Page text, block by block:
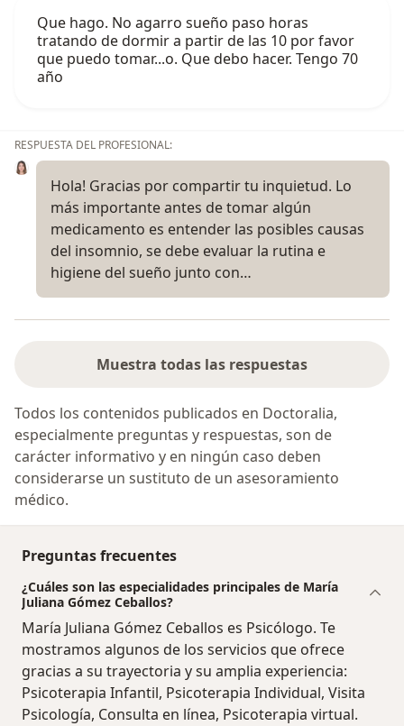
Que hago. No agarro sueño paso horas
tratando de dormir a partir de las 10 por favor
que puedo tomar...o. Que debo hacer. Tengo 70
año
RESPUESTA DEL PROFESIONAL:
Hola! Gracias por compartir tu inquietud. Lo
más importante antes de tomar algún
medicamento es entender las posibles causas
del insomnio, se debe evaluar la rutina e
higiene del sueño junto con…
Muestra todas las respuestas
Todos los contenidos publicados en Doctoralia,
especialmente preguntas y respuestas, son de
carácter informativo y en ningún caso deben
considerarse un sustituto de un asesoramiento
médico.
Preguntas frecuentes
¿Cuáles son las especialidades principales de María
Juliana Gómez Ceballos?
María Juliana Gómez Ceballos es Psicólogo. Te
mostramos algunos de los servicios que ofrece
gracias a su trayectoria y su amplia experiencia:
Psicoterapia Infantil, Psicoterapia Individual, Visita
Psicología, Consulta en línea, Psicoterapia virtual.